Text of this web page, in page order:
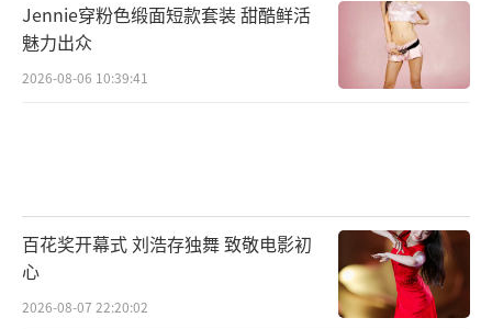
Jennie穿粉色缎面短款套装 甜酷鲜活
魅力出众
2026-08-06 10:39:41
百花奖开幕式 刘浩存独舞 致敬电影初
心
2026-08-07 22:20:02